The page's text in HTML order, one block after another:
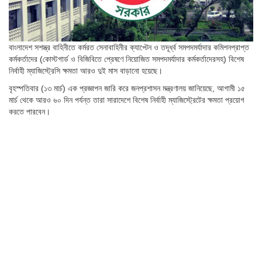
বাংলাদেশ সশস্ত্র বাহিনীতে কর্মরত সেনাবাহিনীর ক্যাপ্টেন ও তদূর্ধ্ব সমপদমর্যাদার কমিশনপ্রাপ্ত
কর্মকর্তাদের (কোস্টগার্ড ও বিজিবিতে প্রেষণে নিয়োজিত সমপদমর্যাদার কর্মকর্তাদেরসহ) বিশেষ
নির্বাহী ম্যাজিস্ট্রেসি ক্ষমতা আরও দুই মাস বাড়ানো হয়েছে।
বৃহস্পতিবার (১৩ মার্চ) এক প্রজ্ঞাপন জারি করে জনপ্রশাসন মন্ত্রণালয় জানিয়েছে, আগামী ১৫
মার্চ থেকে আরও ৬০ দিন পর্যন্ত তারা সারাদেশে বিশেষ নির্বাহী ম্যাজিস্ট্রেটের ক্ষমতা প্রয়োগ
করতে পারবেন।